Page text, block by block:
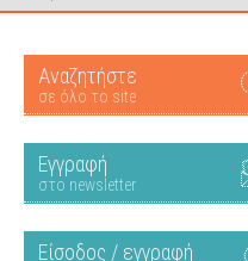
Αναζητήστε
σε όλο το site
Εγγραφή
στο newsletter
Είσοδος / εγγραφή